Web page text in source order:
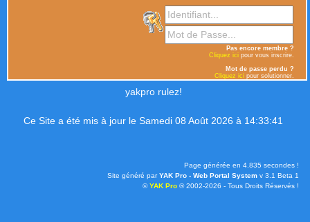
Pas encore membre ?
Cliquez icipour vous inscrire.
Mot de passe perdu ?
Cliquez icipour solutionner.
yakpro rulez!
Ce Site a été mis à jour le Samedi 08 Août 2026 à 14:33:41
Page générée en 4.835 secondes !
Site généré parYAK Pro - Web Portal Systemv 3.1 Beta 1
©YAK Pro® 2002-2026 - Tous Droits Réservés !